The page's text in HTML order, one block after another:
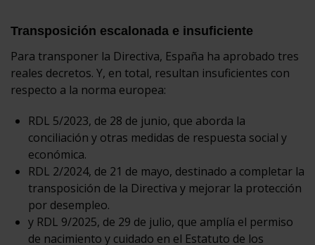
Transposición escalonada e insuficiente
Para transponer la Directiva, España ha aprobado tres
reales decretos. Y, en total, resultan insuficientes con
respecto a la norma europea:
RDL 5/2023, de 28 de junio, que aborda la
conciliación y otras medidas de respuesta social y
económica.
RDL 2/2024, de 21 de mayo, destinado a completar la
transposición de la Directiva y mejorar la protección
por desempleo.
y RDL 9/2025, de 29 de julio, que amplía el permiso
de nacimiento y cuidado en el Estatuto de los